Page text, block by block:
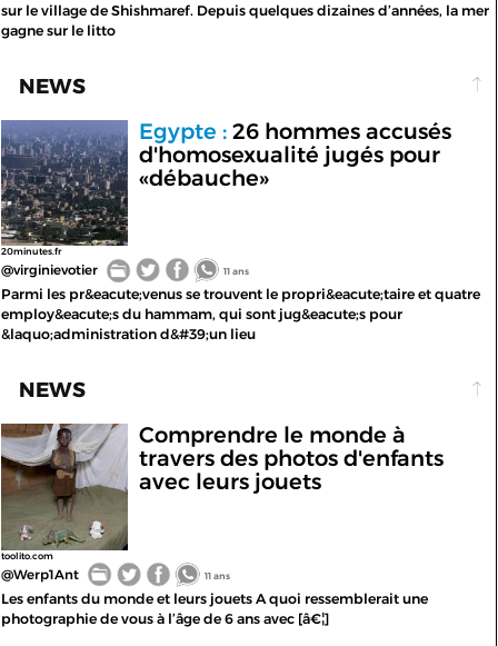
sur le village de Shishmaref. Depuis quelques dizaines d’années, la mer
gagne sur le litto
NEWS
20minutes.fr
Egypte :26 hommes accusés
d'homosexualité jugés pour
«débauche»
@virginievotier 11 ans
Parmi les pr&eacute;venus se trouvent le propri&eacute;taire et quatre
employ&eacute;s du hammam, qui sont jug&eacute;s pour
&laquo;administration d&#39;un lieu
NEWS
toolito.com
Comprendre le monde à
travers des photos d'enfants
avec leurs jouets
@Werp1Ant 11 ans
Les enfants du monde et leurs jouets A quoi ressemblerait une
photographie de vous à l’âge de 6 ans avec [â€¦]